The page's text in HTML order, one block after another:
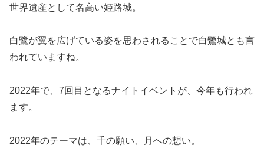
世界遺産として名高い姫路城。
白鷺が翼を広げている姿を思わされることで白鷺城とも言
われていますね。
2022年で、7回目となるナイトイベントが、今年も行われ
ます。
2022年のテーマは、千の願い、月への想い。